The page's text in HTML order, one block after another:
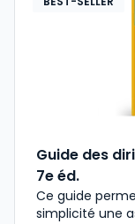
Guide des
7e éd.
Ce guide
simplicité une